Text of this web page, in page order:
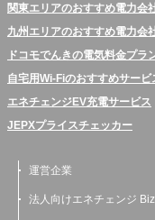
関東エリアのおすすめ電力会
九州エリアのおすすめ電力会
ドコモでんきの電気料金プラ
自宅用Wi-Fiのおすすめサービ
エネチェンジEV充電サービス
JEPXプライスチェッカー
運営企業
法人向けエネチェンジ Biz